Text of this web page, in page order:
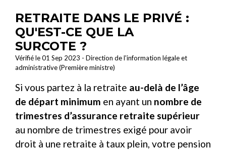
RETRAITE DANS LE PRIVÉ :
QU'EST-CE QUE LA
SURCOTE ?
Vérifié le 01 Sep 2023 - Direction de l'information légale et
administrative (Première ministre)
Si vous partez à la retraite au-delà de l’âge
de départ minimum en ayant un nombre de
trimestres d’assurance retraite supérieur
au nombre de trimestres exigé pour avoir
droit à une retraite à taux plein, votre pension